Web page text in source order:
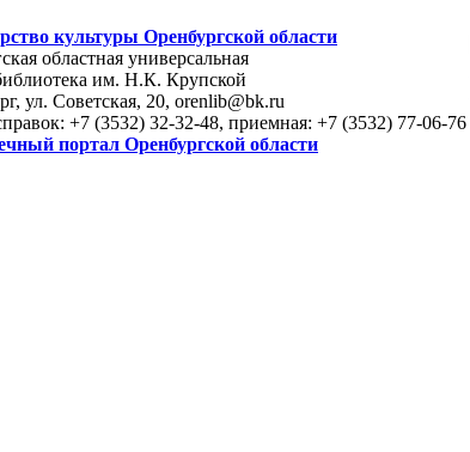
культуры Оренбургской области
областная универсальная
им. Н.К. Крупской
ул. Советская, 20, orenlib@bk.ru
+7 (3532) 32-32-48, приемная: +7 (3532) 77-06-76
портал Оренбургской области